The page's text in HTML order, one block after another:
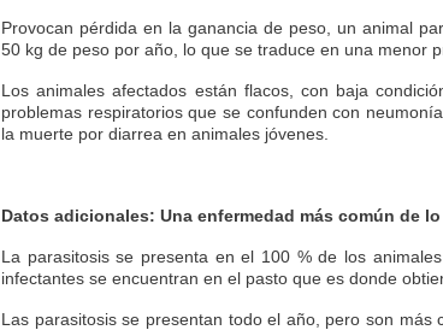
Provocan pérdida en la ganancia de peso, un animal
50 kg de peso por año, lo que se traduce en una menor
Los animales afectados están flacos, con baja
problemas respiratorios que se confunden con
la muerte por diarrea en animales jóvenes.
Datos adicionales: Una enfermedad más común de
La parasitosis se presenta en el 100 % de los
infectantes se encuentran en el pasto que es donde
Las parasitosis se presentan todo el año, pero son más